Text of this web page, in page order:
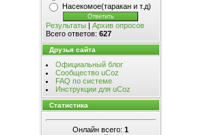
Насекомое(таракан и т.д)
Результаты| Архив опросов
Всего ответов: 627
Друзья сайта
Официальный блог
Сообщество uCoz
FAQ по системе
Инструкции для uCoz
Статистика
Онлайн всего: 1